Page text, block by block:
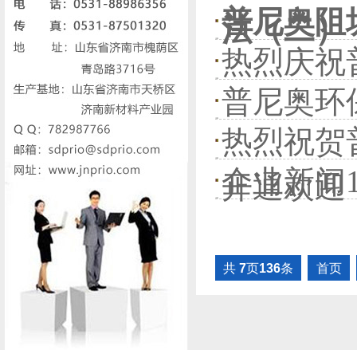
法（二）
普尼奥阻
热烈庆祝
普尼奥环
热烈祝贺
开通欢迎
企业新闻
共7页136条 首页